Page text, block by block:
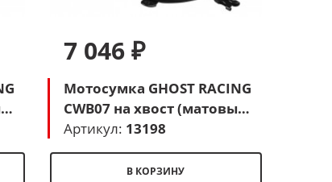
7 046 ₽
Мотосумка GHOST RACING
CWB07 на хвост (матовый
серый)
Артикул: 13198
В КОРЗИНУ